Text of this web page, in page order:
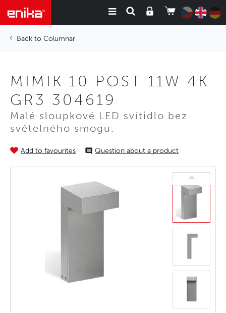
Columnar
MIMIK 10 POST 11W 4K
GR3 304619
Malé sloupkové LED svítidlo bez
světelného smogu.
Add to favourites Question about a product